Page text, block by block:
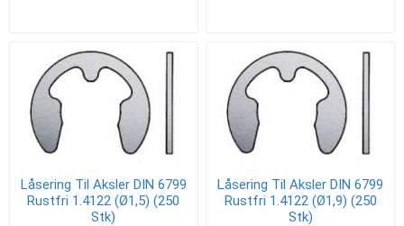
Låsering Til Aksler DIN 6799
Rustfri 1.4122 (Ø1,5) (250
Stk)
Låsering Til Aksler DIN 6799
Rustfri 1.4122 (Ø1,9) (250
Stk)